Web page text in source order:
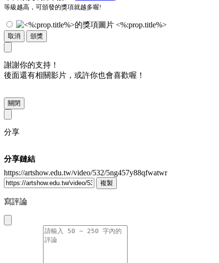
等級越高，可頒發的獎項就越多喔!
<%:prop.title%>
取消 頒獎
謝謝你的支持！
後面還有相關影片，或許你也會喜歡喔！
關閉
分享
分享鏈結
https://artshow.edu.tw/video/532/5ng457y88qfwatwr
複製
寫評論